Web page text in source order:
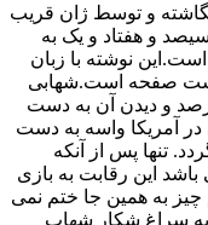
و توسط ژان قریب
و هفتاد و یک به
نوشته با زبان
هشت صفحه است.شهابی
و دیدن آن به دست
آمریکا واسه به دست
تنها پس از آنکه
این رقابت به بازی
به همین جا ختم نمی
به سراغ شکار شهاب